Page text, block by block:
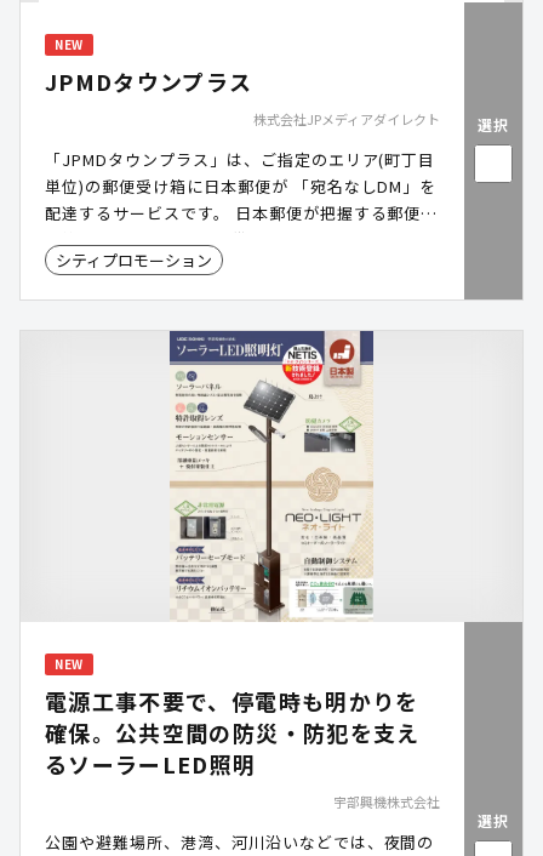
NEW
JPMDタウンプラス
株式会社JPメディアダイレクト
「JPMDタウンプラス」は、ご指定のエリア(町丁目
単位)の郵便受け箱に日本郵便が 「宛名なしDM」を
配達するサービスです。 日本郵便が把握する郵便受
け箱へ配達するため、世帯カバー率はほぼ100%。
ポスティングではカバーしきれないオートロックマ
も安心感を持ってお受け取りいただけます。
シティプロモーション
選択
NEW
電源工事不要で、停電時も明かりを
確保。公共空間の防災・防犯を支え
るソーラーLED照明
宇部興機株式会社
公園や避難場所、港湾、河川沿いなどでは、夜間の
選択